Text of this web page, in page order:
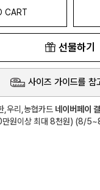
CART
선물하기
사이즈 가이드를 참
,우리,농협카드 네이버페이
만원이상 최대 8천원) (8/